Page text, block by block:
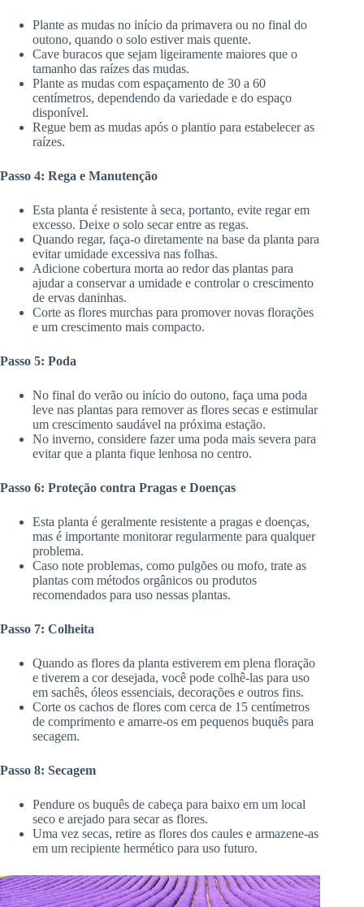
Plante as mudas no início da primavera ou no final do
outono, quando o solo estiver mais quente.
Cave buracos que sejam ligeiramente maiores que o
tamanho das raízes das mudas.
Plante as mudas com espaçamento de 30 a 60
centímetros, dependendo da variedade e do espaço
disponível.
Regue bem as mudas após o plantio para estabelecer as
raízes.
Passo 4: Rega e Manutenção
Esta planta é resistente à seca, portanto, evite regar em
excesso. Deixe o solo secar entre as regas.
Quando regar, faça-o diretamente na base da planta para
evitar umidade excessiva nas folhas.
Adicione cobertura morta ao redor das plantas para
ajudar a conservar a umidade e controlar o crescimento
de ervas daninhas.
Corte as flores murchas para promover novas florações
e um crescimento mais compacto.
Passo 5: Poda
No final do verão ou início do outono, faça uma poda
leve nas plantas para remover as flores secas e estimular
um crescimento saudável na próxima estação.
No inverno, considere fazer uma poda mais severa para
evitar que a planta fique lenhosa no centro.
Passo 6: Proteção contra Pragas e Doenças
Esta planta é geralmente resistente a pragas e doenças,
mas é importante monitorar regularmente para qualquer
problema.
Caso note problemas, como pulgões ou mofo, trate as
plantas com métodos orgânicos ou produtos
recomendados para uso nessas plantas.
Passo 7: Colheita
Quando as flores da planta estiverem em plena floração
e tiverem a cor desejada, você pode colhê-las para uso
em sachês, óleos essenciais, decorações e outros fins.
Corte os cachos de flores com cerca de 15 centímetros
de comprimento e amarre-os em pequenos buquês para
secagem.
Passo 8: Secagem
Pendure os buquês de cabeça para baixo em um local
seco e arejado para secar as flores.
Uma vez secas, retire as flores dos caules e armazene-as
em um recipiente hermético para uso futuro.